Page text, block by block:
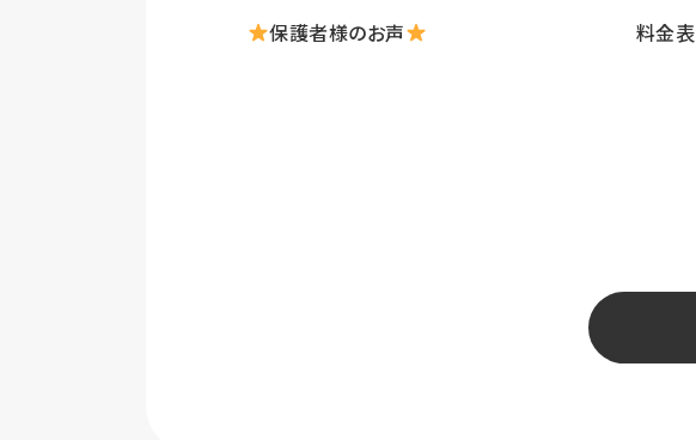
保護者様のお声
料金表